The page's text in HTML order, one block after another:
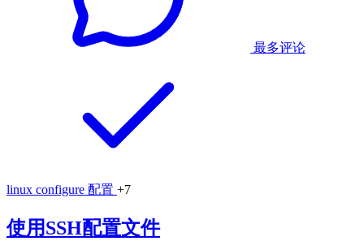
最多评论
linux configure 配置 +7
使用SSH配置文件